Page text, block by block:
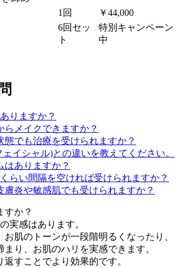
1回
￥44,000
6回セッ
ト
特別キャンペーン
中
りますか？
らメイクできますか？
態でも治療を受けられますか？
イシャル)との違いを教えてください。
はありますか？
らい間隔を空ければ受けられますか？
膚炎や敏感肌でも受けられますか？
すか？
実感はあります。
お肌のトーンが一段階明るくなったり、
まり、お肌のハリを実感できます。
返すことでより効果的です。